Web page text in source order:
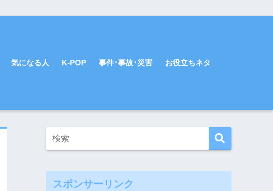
気になる人 K-POP 事件･事故･災害 お役立ちネタ
スポンサーリンク